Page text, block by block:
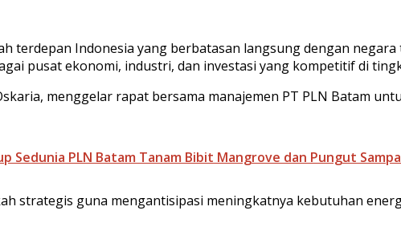
terdepan Indonesia yang berbatasan langsung dengan
pusat ekonomi, industri, dan investasi yang kompetitif di
menggelar rapat bersama manajemen PT PLN Batam
Sedunia PLN Batam Tanam Bibit Mangrove dan Pungut
strategis guna mengantisipasi meningkatnya kebutuhan